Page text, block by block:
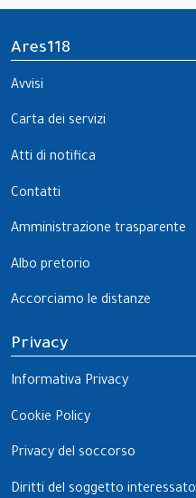
Ares118
Avvisi
Carta dei servizi
Atti di notifica
Contatti
Amministrazione trasparente
Albo pretorio
Accorciamo le distanze
Privacy
Informativa Privacy
Cookie Policy
Privacy del soccorso
Diritti del soggetto interessato